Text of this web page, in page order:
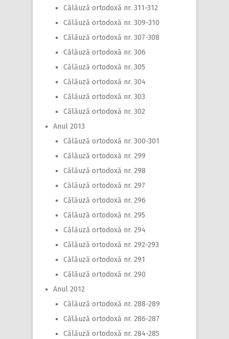
Călăuză ortodoxă nr. 311-312
Călăuză ortodoxă nr. 309-310
Călăuză ortodoxă nr. 307-308
Călăuză ortodoxă nr. 306
Călăuză ortodoxă nr. 305
Călăuză ortodoxă nr. 304
Călăuză ortodoxă nr. 303
Călăuză ortodoxă nr. 302
Anul 2013
Călăuză ortodoxă nr. 300-301
Călăuză ortodoxă nr. 299
Călăuză ortodoxă nr. 298
Călăuză ortodoxă nr. 297
Călăuză ortodoxă nr. 296
Călăuză ortodoxă nr. 295
Călăuză ortodoxă nr. 294
Călăuză ortodoxă nr. 292-293
Călăuză ortodoxă nr. 291
Călăuză ortodoxă nr. 290
Anul 2012
Călăuză ortodoxă nr. 288-289
Călăuză ortodoxă nr. 286-287
Călăuză ortodoxă nr. 284-285